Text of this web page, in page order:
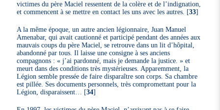
victimes du père Maciel ressentent de la colère et de l’indignation,
et commencent à se mettre en contact les uns avec les autres. [33]
A la même époque, un autre ancien légionnaire, Juan Manuel
Amenabar, qui avait cautionné et participé pendant des années aux
mauvais coups du père Maciel, se retrouve dans un lit d’hôpital,
abandonné par tous. Il laisse une consigne à ses anciens
compagnons : « j’ai pardonné, mais je demande la justice. » et
meurt dans des conditions très mystérieuses. Apparemment, la
Légion semble pressée de faire disparaître son corps. Sa chambre
est pillée. Ses documents personnels, très compromettant pour la
Légion, disparaissent…
[34]